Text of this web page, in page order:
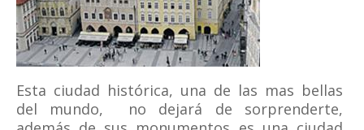
Esta ciudad histórica, una de las mas bellas
del mundo, no dejará de sorprenderte,